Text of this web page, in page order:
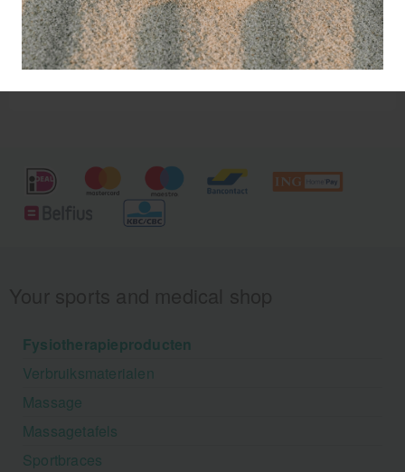
Fysiotherapieproducten
Verbruiksmaterialen
Massage
Massagetafels
Sportbraces